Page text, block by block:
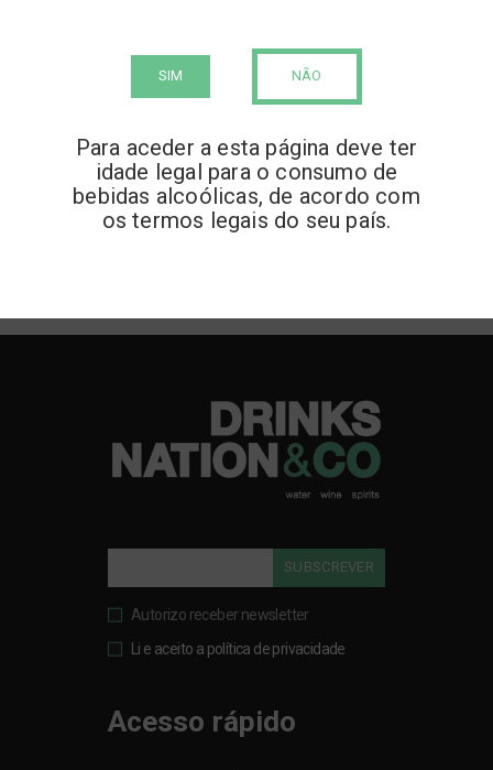
sabor de milho torrado, cremoso e
doce na boca e com um final de frutos
SUBSCREVER
Autorizo receber newsletter
Li e aceito a política de privacidade
Acesso rápido
SIM NÃO
Para aceder a esta página deve ter
idade legal para o consumo de
bebidas alcoólicas, de acordo com
os termos legais do seu país.